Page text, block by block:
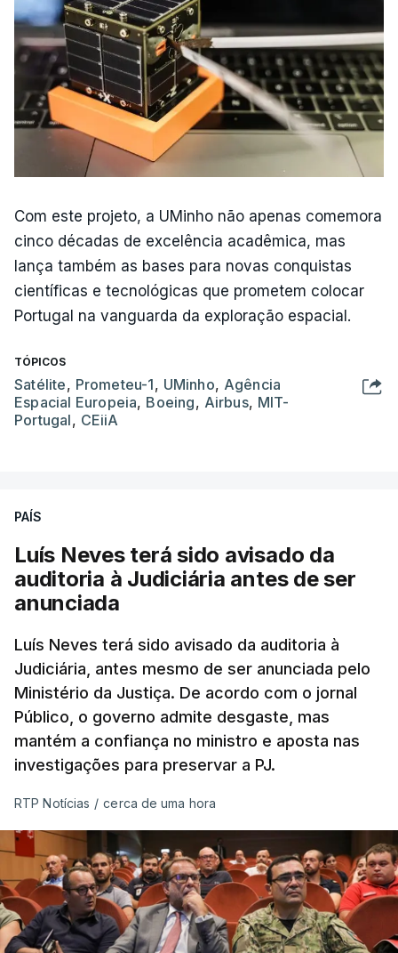
Com este projeto, a UMinho não apenas comemora
cinco décadas de excelência acadêmica, mas
lança também as bases para novas conquistas
científicas e tecnológicas que prometem colocar
Portugal na vanguarda da exploração espacial.
TÓPICOS
Satélite, Prometeu-1, UMinho, Agência
Espacial Europeia, Boeing, Airbus, MIT-
Portugal, CEiiA
PAÍS
Luís Neves terá sido avisado da
auditoria à Judiciária antes de ser
anunciada
Luís Neves terá sido avisado da auditoria à
Judiciária, antes mesmo de ser anunciada pelo
Ministério da Justiça. De acordo com o jornal
Público, o governo admite desgaste, mas
mantém a confiança no ministro e aposta nas
investigações para preservar a PJ.
RTP Notícias / cerca de uma hora